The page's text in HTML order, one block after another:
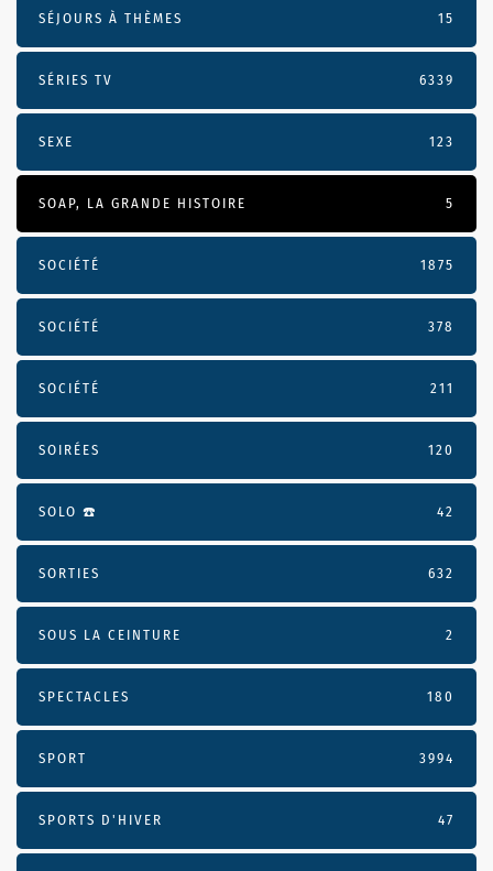
SÉJOURS À THÈMES 15
SÉRIES TV 6339
SEXE 123
SOAP, LA GRANDE HISTOIRE 5
SOCIÉTÉ 1875
SOCIÉTÉ 378
SOCIÉTÉ 211
SOIRÉES 120
SOLO ☎️ 42
SORTIES 632
SOUS LA CEINTURE 2
SPECTACLES 180
SPORT 3994
SPORTS D'HIVER 47